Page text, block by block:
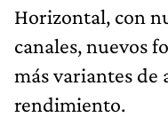
Horizontal, con
canales, nuevos
más variantes de
rendimiento.